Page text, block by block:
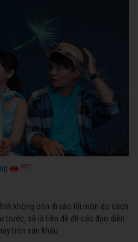
3021
không còn đi vào lối mòn do cách
trước, sẽ là tiền đề để các đạo diễn
trên sân khấu